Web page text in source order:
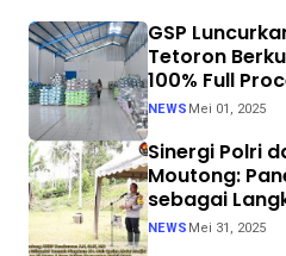
GSP
Tetoron
100% Full
NEWS Mei 01, 2025
Sinergi Polri
Moutong:
sebagai
Swasembada
NEWS Mei 31, 2025